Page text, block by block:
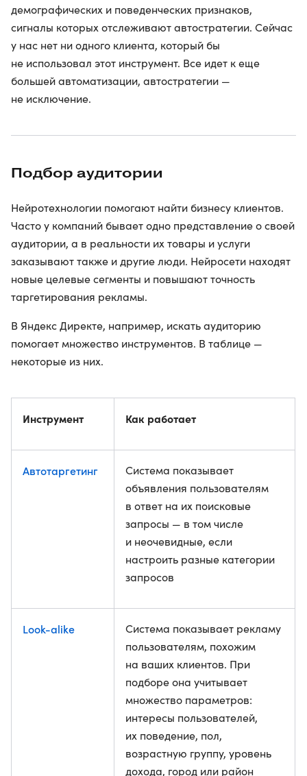
демографических и поведенческих признаков,
сигналы которых отслеживают автостратегии. Сейчас
у нас нет ни одного клиента, который бы
не использовал этот инструмент. Все идет к еще
большей автоматизации, автостратегии —
не исключение.
Подбор аудитории
Нейротехнологии помогают найти бизнесу клиентов.
Часто у компаний бывает одно представление о своей
аудитории, а в реальности их товары и услуги
заказывают также и другие люди. Нейросети находят
новые целевые сегменты и повышают точность
таргетирования рекламы.
В Яндекс Директе, например, искать аудиторию
помогает множество инструментов. В таблице —
некоторые из них.
Инструмент Как работает
Автотаргетинг
Система показывает
объявления пользователям
в ответ на их поисковые
запросы — в том числе
и неочевидные, если
настроить разные категории
запросов
Look-alike
Система показывает рекламу
пользователям, похожим
на ваших клиентов. При
подборе она учитывает
множество параметров:
интересы пользователей,
их поведение, пол,
возрастную группу, уровень
дохода, город или район